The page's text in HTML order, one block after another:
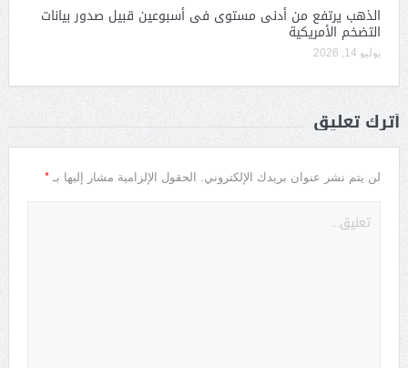
الذهب يرتفع من أدنى مستوى فى أسبوعين قبيل صدور بيانات
التضخم الأمريكية
يوليو 14, 2026
أترك تعليق
لن يتم نشر عنوان بريدك الإلكتروني. الحقول الإلزامية مشار إليها بـ *